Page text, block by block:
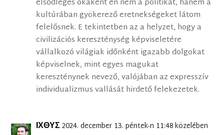
kultúrában gyökerező eretnekségeket látom
felelősnek. E tekintetben az a helyzet, hogy a
civilizációs kereszténység képviseletére
vállalkozó világiak időnként igazabb dolgokat
képviselnek, mint egyes magukat
kereszténynek nevező, valójában az expresszív
individualizmus vallását hirdető felekezetek.
ΙΧΘΥΣ2024. december 13. péntek-n 11:48 közelében